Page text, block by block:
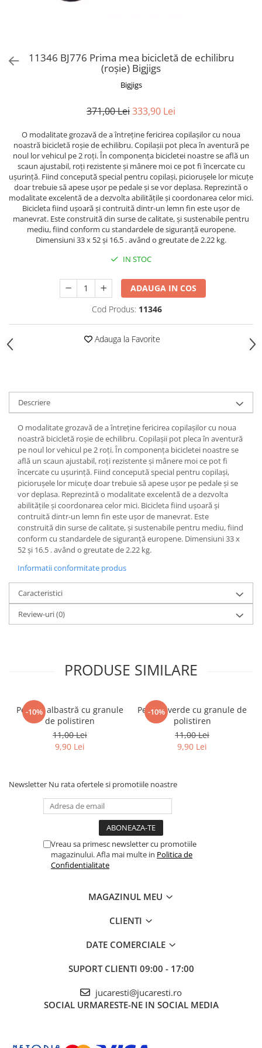
Creioane colorate si carioci
Stampile si tusiere
Modelaj
Pictura pe numere
Sarma plusata
Seturi de creatie
Tablouri diamonds
Jocuri matematice
Stimulare olfactiva si gustativa
Stimulare tactila
Stimulare vizuala
Seturi si jocuri magnetice
11346 BJ776 Prima mea bicicletă de echilibru
(roșie) Bigjigs
Bigjigs
371,00 Lei333,90 Lei
O modalitate grozavă de a întreține fericirea copilașilor cu noua
noastră bicicletă roșie de echilibru. Copilașii pot pleca în aventură pe
noul lor vehicul pe 2 roți. În componența bicicletei noastre se află un
scaun ajustabil, roți rezistente și mânere moi ce pot fi încercate cu
ușurință. Fiind concepută special pentru copilași, piciorușele lor micuțe
doar trebuie să apese ușor pe pedale și se vor deplasa. Reprezintă o
modalitate excelentă de a dezvolta abilitățile și coordonarea celor mici.
Bicicleta fiind ușoară și contruită dintr-un lemn fin este ușor de
manevrat. Este construită din surse de calitate, și sustenabile pentru
mediu, fiind conform cu standardele de siguranță europene.
Dimensiuni 33 x 52 și 16.5 . având o greutate de 2.22 kg.
IN STOC
ADAUGA IN COS
Cod Produs: 11346
Adauga la Favorite
Descriere
O modalitate grozavă de a întreține fericirea copilașilor cu noua
noastră bicicletă roșie de echilibru. Copilașii pot pleca în aventură
pe noul lor vehicul pe 2 roți. În componența bicicletei noastre se
află un scaun ajustabil, roți rezistente și mânere moi ce pot fi
încercate cu ușurință. Fiind concepută special pentru copilași,
piciorușele lor micuțe doar trebuie să apese ușor pe pedale și se
vor deplasa. Reprezintă o modalitate excelentă de a dezvolta
abilitățile și coordonarea celor mici. Bicicleta fiind ușoară și
contruită dintr-un lemn fin este ușor de manevrat. Este
construită din surse de calitate, și sustenabile pentru mediu, fiind
conform cu standardele de siguranță europene. Dimensiuni 33 x
52 și 16.5 . având o greutate de 2.22 kg.
Informatii conformitate produs
Caracteristici
Review-uri(0)
PRODUSE SIMILARE
-10%
Perniţă albastră cu granule
de polistiren
11,00 Lei
9,90 Lei
-10%
Perniţă verde cu granule de
polistiren
11,00 Lei
9,90 Lei
Newsletter Nu rata ofertele si promotiile noastre
Vreau sa primesc newsletter cu promotiile
magazinului. Afla mai multe in Politica de
Confidentialitate
MAGAZINUL MEU
CLIENTI
DATE COMERCIALE
SUPORT CLIENTI 09:00 - 17:00
jucaresti@jucaresti.ro
SOCIAL URMARESTE-NE IN SOCIAL MEDIA